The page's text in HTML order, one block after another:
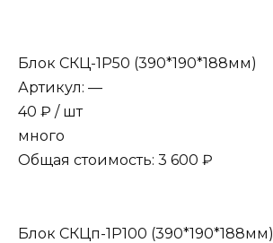
Блок СКЦ-1Р50 (390*190*188мм)
Артикул: —
40 ₽ / шт
много
Общая стоимость: 3 600 ₽
Блок СКЦп-1Р100 (390*190*188мм)